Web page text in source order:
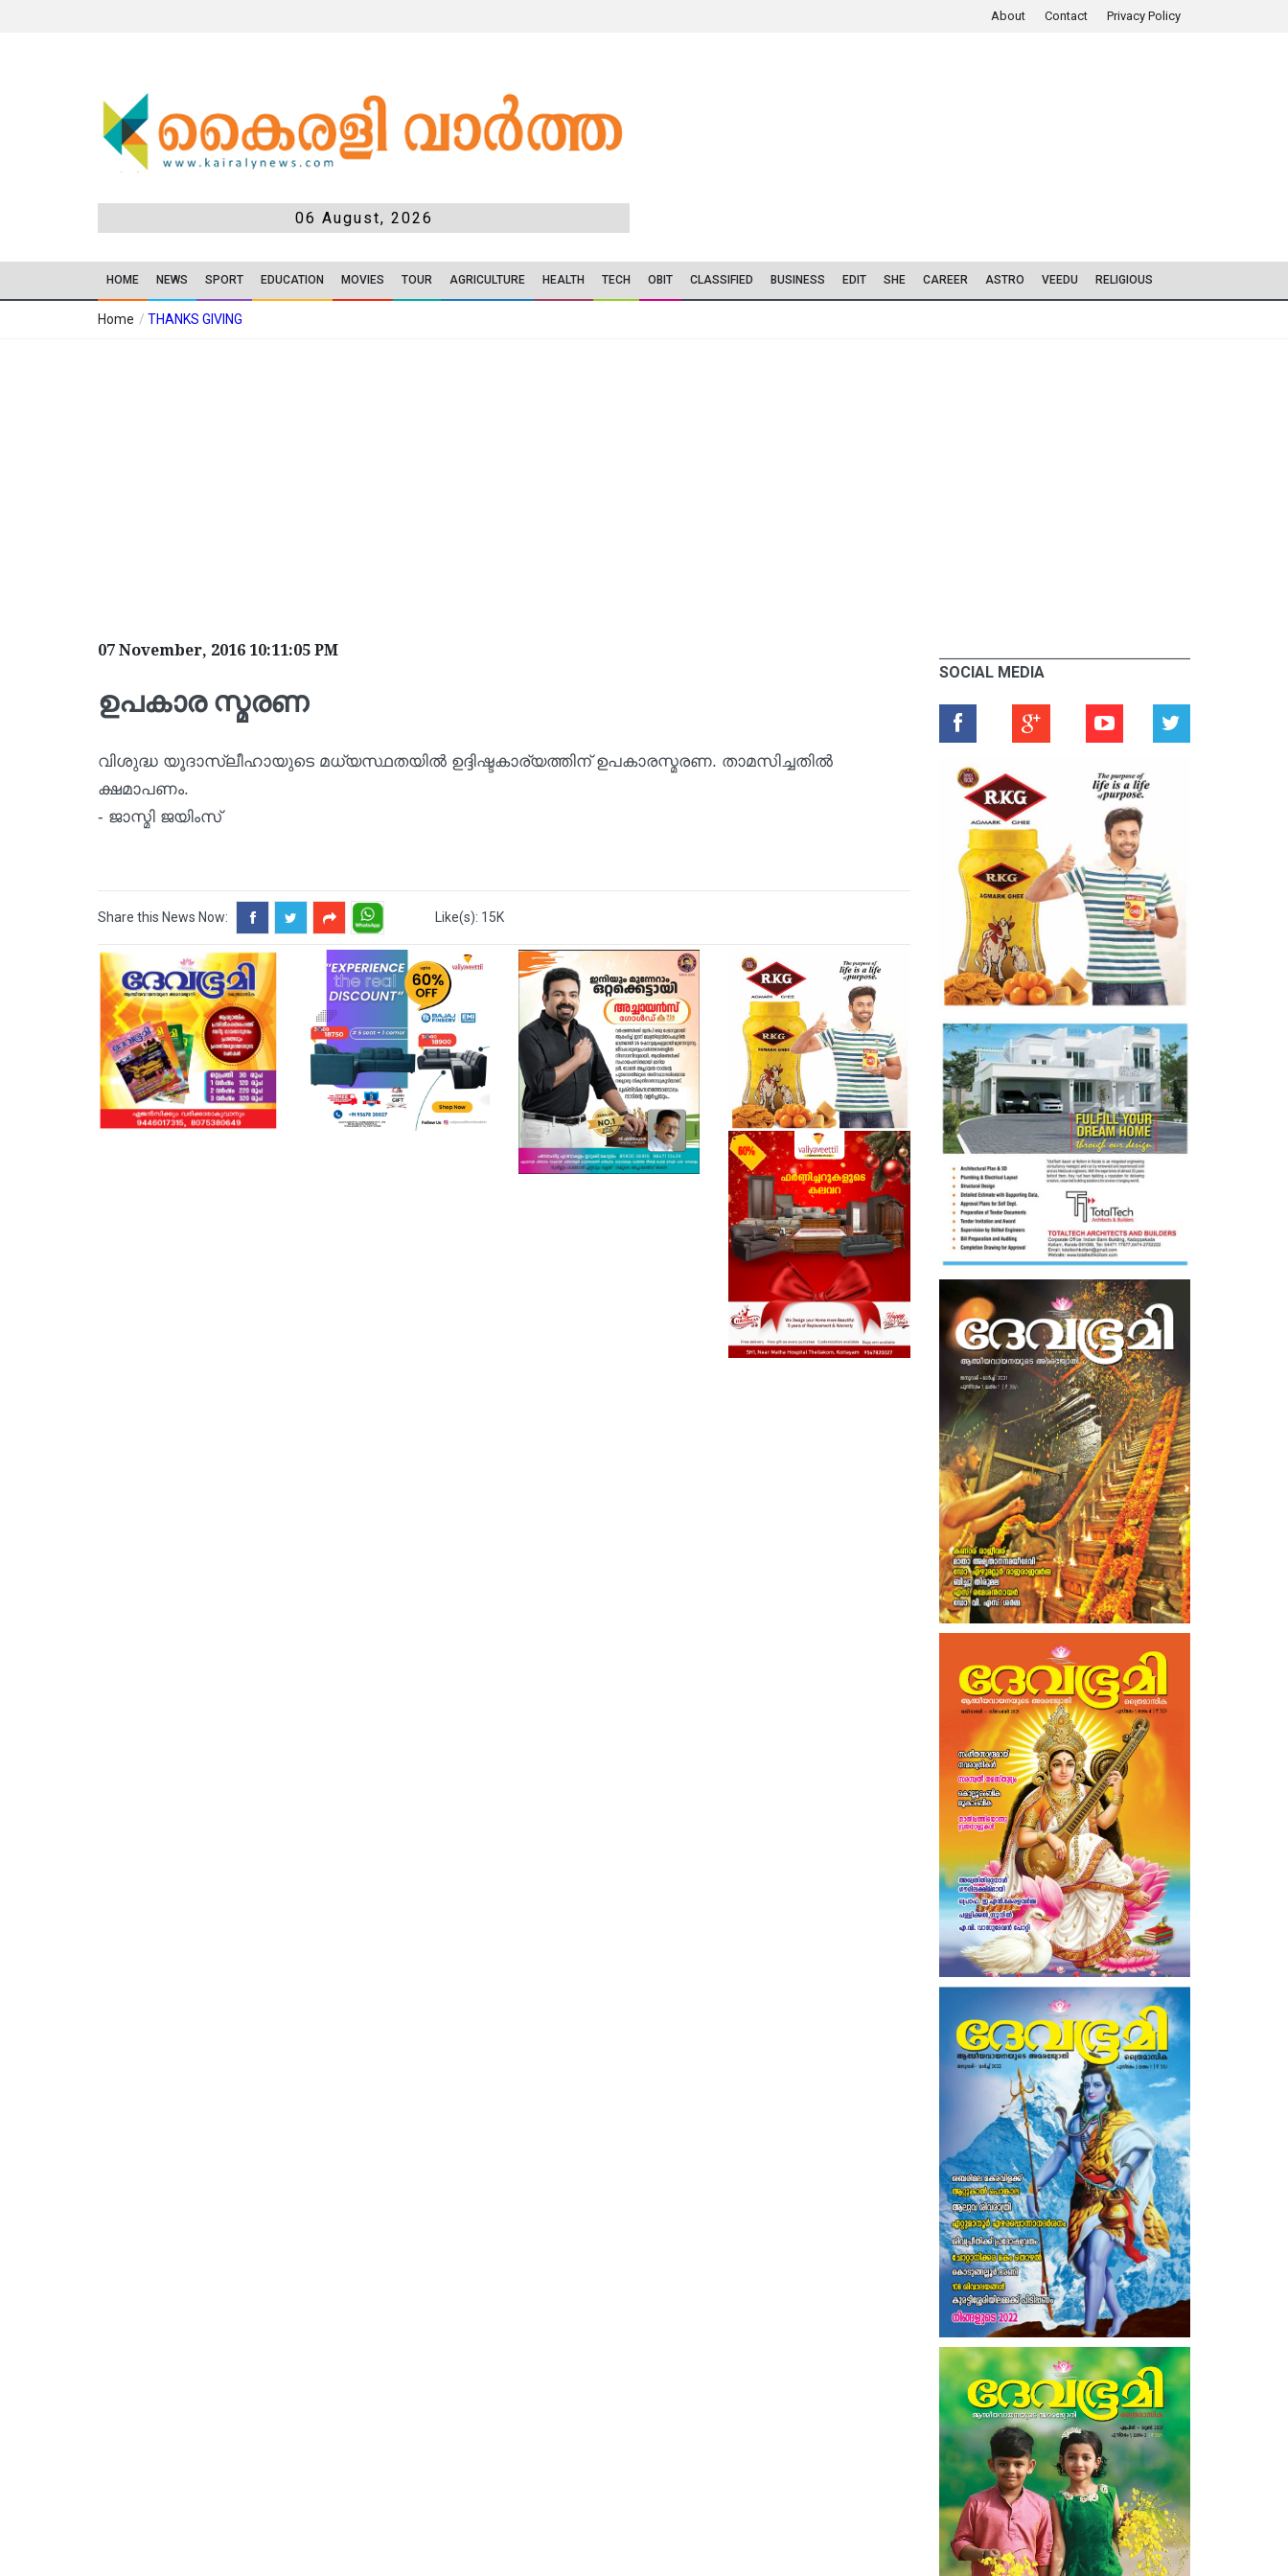
About Contact Privacy Policy
06 August, 2026
HOME NEWS SPORT EDUCATION MOVIES TOUR AGRICULTURE HEALTH TECH OBIT CLASSIFIED BUSINESS EDIT SHE CAREER ASTRO VEEDU RELIGIOUS
Home / THANKS GIVING
07 November, 2016 10:11:05 PM
ഉപകാര സ്മരണ
വിശുദ്ധ യൂദാസ്ലീഹായുടെ മധ്യസ്ഥതയില്‍ ഉദ്ദിഷ്ടകാര്യത്തിന് ഉപകാരസ്മരണ. താമസിച്ചതില്‍
ക്ഷമാപണം.
- ജാസ്മി ജയിംസ്
Share this News Now: Like(s): 15K
SOCIAL MEDIA